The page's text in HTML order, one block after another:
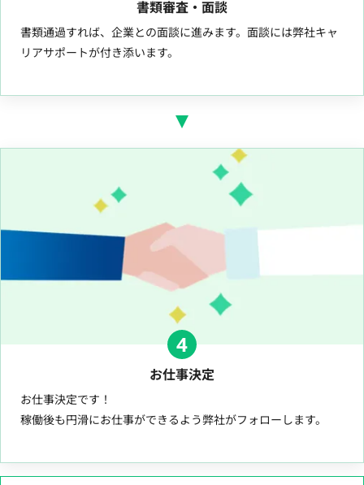
書類審査・面談
書類通過すれば、企業との面談に進みます。面談には弊社キャ
リアサポートが付き添います。
4
お仕事決定
お仕事決定です！
稼働後も円滑にお仕事ができるよう弊社がフォローします。